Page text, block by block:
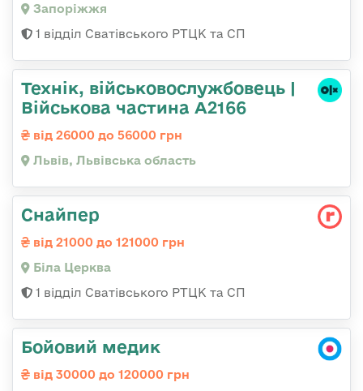
Запоріжжя
1 відділ Сватівського РТЦК та СП
Технік, військовослужбовець |
Військова частина А2166
від 26000 до 56000 грн
Львів, Львівська область
Снайпер
від 21000 до 121000 грн
Біла Церква
1 відділ Сватівського РТЦК та СП
Бойовий медик
від 30000 до 120000 грн